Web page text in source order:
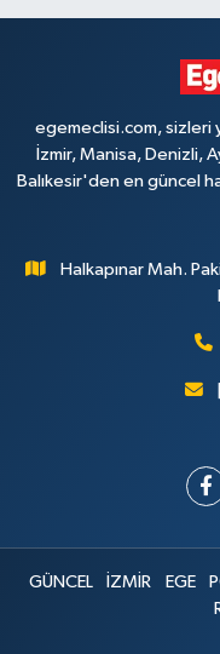
egemeclisi.com, sizleri
İzmir, Manisa, Denizli,
Balıkesir'den en güncel
Halkapınar Mah.
GÜNCEL İZMİR EGE